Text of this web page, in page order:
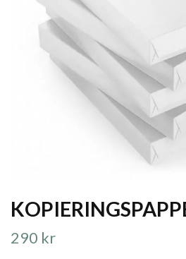
290 kr